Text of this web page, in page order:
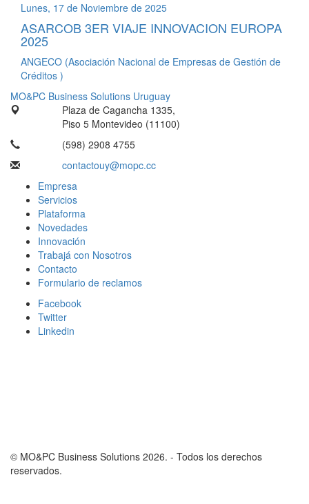
Lunes, 17 de Noviembre de 2025
ASARCOB 3ER VIAJE INNOVACION EUROPA
2025
ANGECO (Asociación Nacional de Empresas de Gestión de
Créditos )
MO&PC Business Solutions Uruguay
Plaza de Cagancha 1335,
Piso 5 Montevideo (11100)
(598) 2908 4755
contactouy@mopc.cc
Empresa
Servicios
Plataforma
Novedades
Innovación
Trabajá con Nosotros
Contacto
Formulario de reclamos
Facebook
Twitter
Linkedin
© MO&PC Business Solutions 2026. - Todos los derechos
reservados.